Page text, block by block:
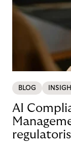
BLOG
AI